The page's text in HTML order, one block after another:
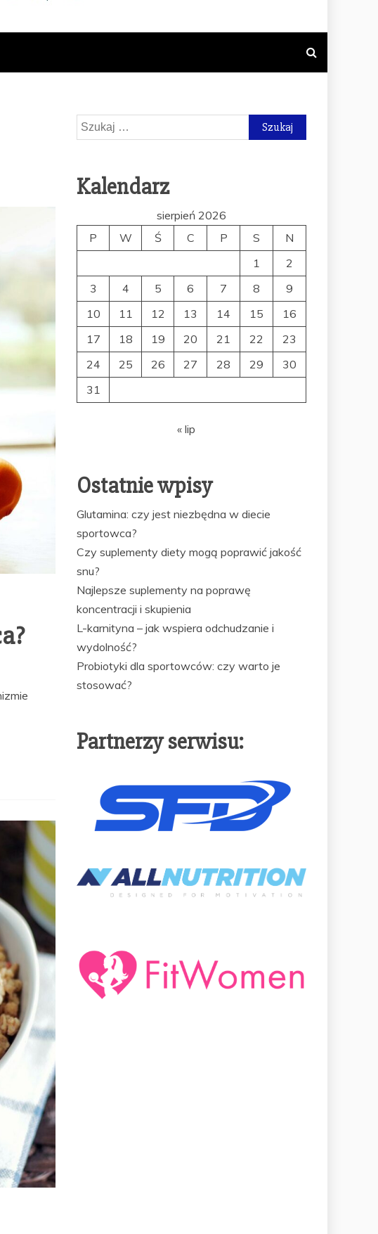
TEMATYCE
Szukaj:
Kalendarz
sierpień 2026
P
W Ś C P S
N
1
2
3
4 5 6 7 8
9
10
11 12 13 14 15
16
17
18 19 20 21 22
23
24
25 26 27 28 29
30
31
« lip
Ostatnie wpisy
Glutamina: czy jest niezbędna w diecie
sportowca?
Czy suplementy diety mogą poprawić jakość
snu?
Najlepsze suplementy na poprawę
koncentracji i skupienia
L-karnityna – jak wspiera odchudzanie i
wydolność?
Probiotyki dla sportowców: czy warto je
stosować?
Partnerzy serwisu: